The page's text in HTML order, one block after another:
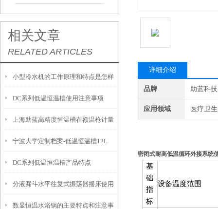
相关文章
RELATED ARTICLES
小型冷水机的工作原理和特点是怎样
的？
DC系列低温恒温槽使用注意事项
上海助蓝高精度恒温槽在额温枪计量
校准上的广泛应用
宁波大学定制档案-低温恒温槽12L
DC系列低温恒温槽产品特点
分液漏斗水平往复式振荡器摇床使用
时需要注意这几点
数显恒温水浴锅的主要特点和注意事
详细介绍
品牌 助蓝科技
应用领域 医疗卫
密闭式耐高低温循环外接系统
基
础
指
标
设备温度范围